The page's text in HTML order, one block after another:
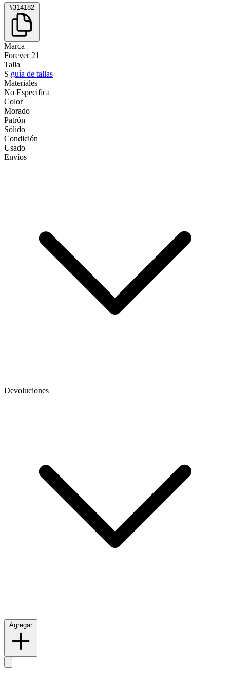
#314182
Marca
Forever 21
Talla
S guía de tallas
Materiales
No Especifica
Color
Morado
Patrón
Sólido
Condición
Usado
Envíos
Devoluciones
Agregar